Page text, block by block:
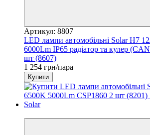
Артикул: 8807
LED лампи автомобільні Solar H7
6000Lm IP65 радіатор та кулер
шт (8607)
1 254 грн/пара
Купити